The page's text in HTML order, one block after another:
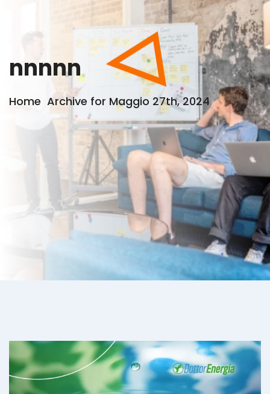
nnnnn
Home Archive for Maggio 27th, 2024